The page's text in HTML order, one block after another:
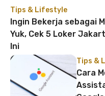
Tips & Lifestyle
Ingin Bekerja sebagai
Yuk, Cek 5 Loker
Ini
Tips &
Cara